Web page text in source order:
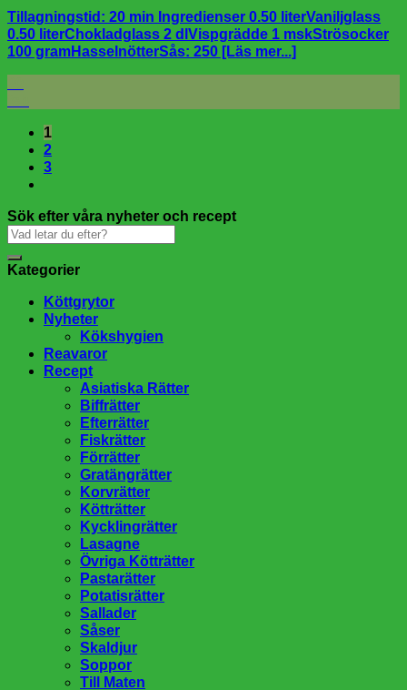
Tillagningstid: 20 min Ingredienser 0.50 literVaniljglass
0.50 literChokladglass 2 dlVispgrädde 1 mskStrösocker
100 gramHasselnötterSås: 250 [Läs mer...]
1
2
3
Sök efter våra nyheter och recept
Kategorier
Köttgrytor
Nyheter
Kökshygien
Reavaror
Recept
Asiatiska Rätter
Biffrätter
Efterrätter
Fiskrätter
Förrätter
Gratängrätter
Korvrätter
Kötträtter
Kycklingrätter
Lasagne
Övriga Kötträtter
Pastarätter
Potatisrätter
Sallader
Såser
Skaldjur
Soppor
Till Maten